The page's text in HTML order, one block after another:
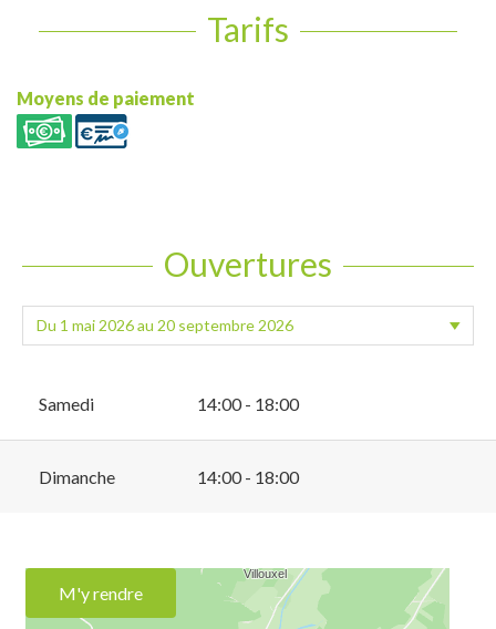
Tarifs
Moyens de paiement
Ouvertures
Samedi 14:00 - 18:00
Dimanche 14:00 - 18:00
M'y rendre